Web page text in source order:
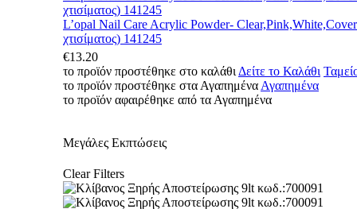
χτισίματος) 141245
L’opal Nail Care Acrylic Powder-
χτισίματος) 141245
€13.20
το προϊόν προστέθηκε στο καλάθι Δείτε το Καλάθι
το προϊόν προστέθηκε στα Αγαπημένα Αγαπημένα
το προϊόν αφαιρέθηκε από τα Αγαπημένα
Μεγάλες Εκπτώσεις
Clear Filters